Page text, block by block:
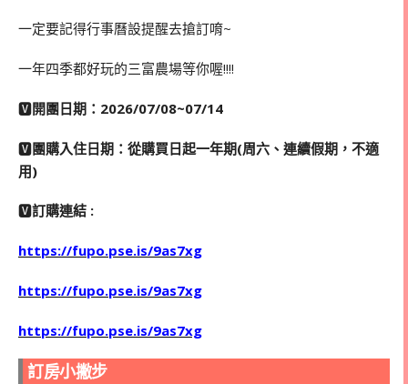
一定要記得行事曆設提醒去搶訂唷~
一年四季都好玩的三富農場等你喔!!!!
🆅開團日期：2026/07/08~07/14
🆅團購入住日期：從購買日起一年期(周六、連續假期，不適
用)
🆅訂購連結 :
https://fupo.pse.is/9as7xg
https://fupo.pse.is/9as7xg
https://fupo.pse.is/9as7xg
訂房小撇步